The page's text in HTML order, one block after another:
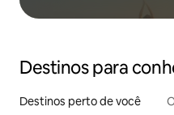
Destinos para
Destinos perto de você